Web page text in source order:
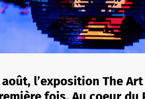
août, l’exposition The